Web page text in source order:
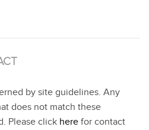
by site guidelines. Any
does not match these
Please click here for contact